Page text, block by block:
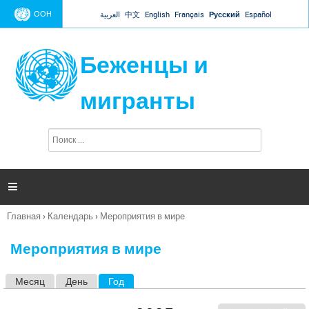
Jump to navigation
ООН العربية 中文 English Français Русский Español
Беженцы и
мигранты
п
и

Вы
Главная › Календарь › Мероприятия в мире
Мероприятия в мире
Месяц День Год